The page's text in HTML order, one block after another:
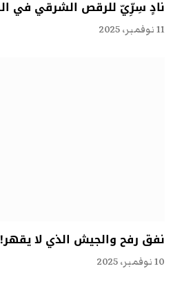
نادٍ سِرِّيّ للرقص الشرقي في
11 نوفمبر، 2025
نفق رفح والجيش الذي لا يقهر!
10 نوفمبر، 2025